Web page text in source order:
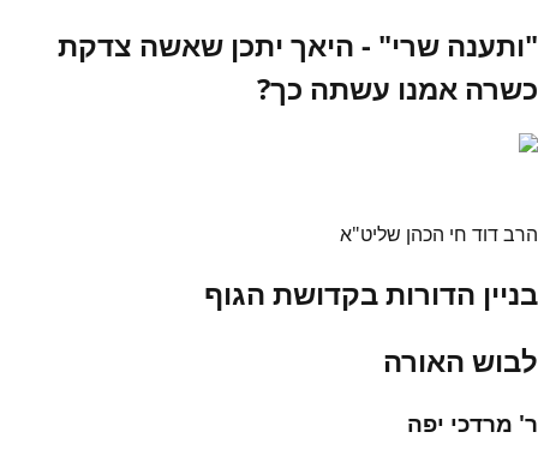
"ותענה שרי" - היאך יתכן שאשה צדקת
כשרה אמנו עשתה כך?
הרב דוד חי הכהן שליט"א
בניין הדורות בקדושת הגוף
לבוש האורה
ר' מרדכי יפה